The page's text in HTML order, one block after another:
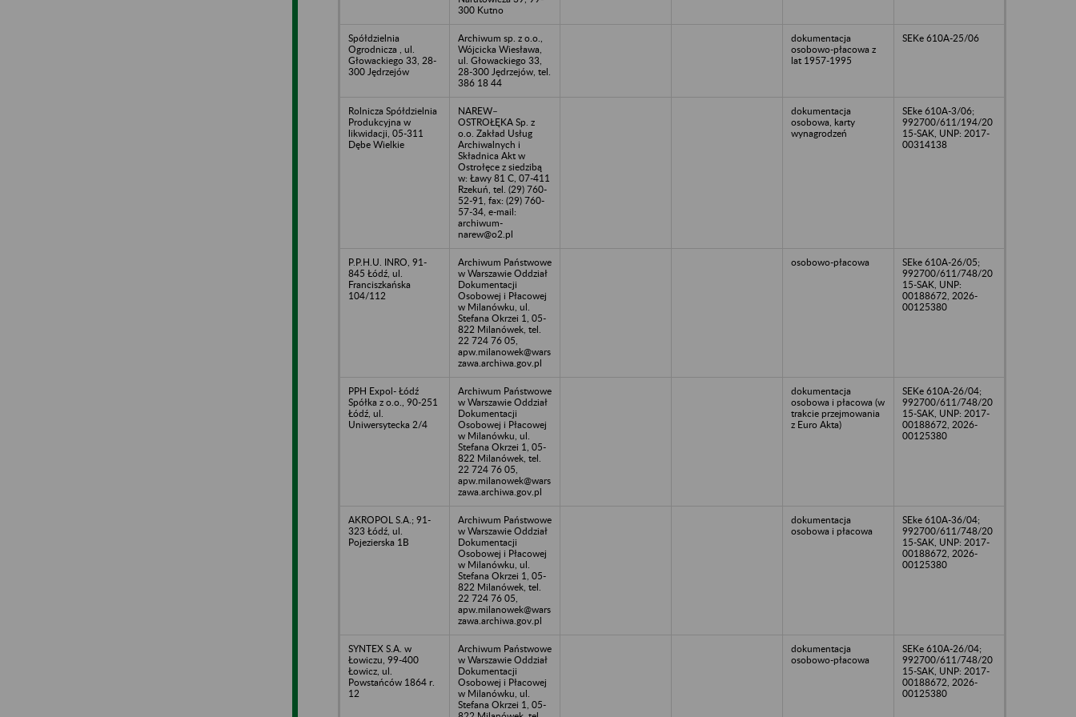
300 Kutno
Spółdzielnia
Ogrodnicza , ul.
Głowackiego 33, 28-
300 Jędrzejów
Archiwum sp. z o.o.,
Wójcicka Wiesława,
ul. Głowackiego 33,
28-300 Jędrzejów, tel.
386 18 44
dokumentacja
osobowo-płacowa z
lat 1957-1995
SEKe 610A-25/06
Rolnicza Spółdzielnia
Produkcyjna w
likwidacji, 05-311
Dębe Wielkie
NAREW–
OSTROŁĘKA Sp. z
o.o. Zakład Usług
Archiwalnych i
Składnica Akt w
Ostrołęce z siedzibą
w: Ławy 81 C, 07-411
Rzekuń, tel. (29) 760-
52-91, fax: (29) 760-
57-34, e-mail:
archiwum-
narew@o2.pl
dokumentacja
osobowa, karty
wynagrodzeń
SEke 610A-3/06;
992700/611/194/20
15-SAK, UNP: 2017-
00314138
P.P.H.U. INRO, 91-
845 Łódź, ul.
Franciszkańska
104/112
Archiwum Państwowe
w Warszawie Oddział
Dokumentacji
Osobowej i Płacowej
w Milanówku, ul.
Stefana Okrzei 1, 05-
822 Milanówek, tel.
22 724 76 05,
apw.milanowek@wars
zawa.archiwa.gov.pl
osobowo-płacowa
SEke 610A-26/05;
992700/611/748/20
15-SAK, UNP:
00188672, 2026-
00125380
PPH Expol- Łódź
Spółka z o.o., 90-251
Łódź, ul.
Uniwersytecka 2/4
Archiwum Państwowe
w Warszawie Oddział
Dokumentacji
Osobowej i Płacowej
w Milanówku, ul.
Stefana Okrzei 1, 05-
822 Milanówek, tel.
22 724 76 05,
apw.milanowek@wars
zawa.archiwa.gov.pl
dokumentacja
osobowa i płacowa (w
trakcie przejmowania
z Euro Akta)
SEKe 610A-26/04;
992700/611/748/20
15-SAK, UNP: 2017-
00188672, 2026-
00125380
AKROPOL S.A.; 91-
323 Łódź, ul.
Pojezierska 1B
Archiwum Państwowe
w Warszawie Oddział
Dokumentacji
Osobowej i Płacowej
w Milanówku, ul.
Stefana Okrzei 1, 05-
822 Milanówek, tel.
22 724 76 05,
apw.milanowek@wars
zawa.archiwa.gov.pl
dokumentacja
osobowa i płacowa
SEke 610A-36/04;
992700/611/748/20
15-SAK, UNP: 2017-
00188672, 2026-
00125380
SYNTEX S.A. w
Łowiczu, 99-400
Łowicz, ul.
Powstańców 1864 r.
12
Archiwum Państwowe
w Warszawie Oddział
Dokumentacji
Osobowej i Płacowej
w Milanówku, ul.
Stefana Okrzei 1, 05-
dokumentacja
osobowo-płacowa
SEKe 610A-26/04;
992700/611/748/20
15-SAK, UNP: 2017-
00188672, 2026-
00125380